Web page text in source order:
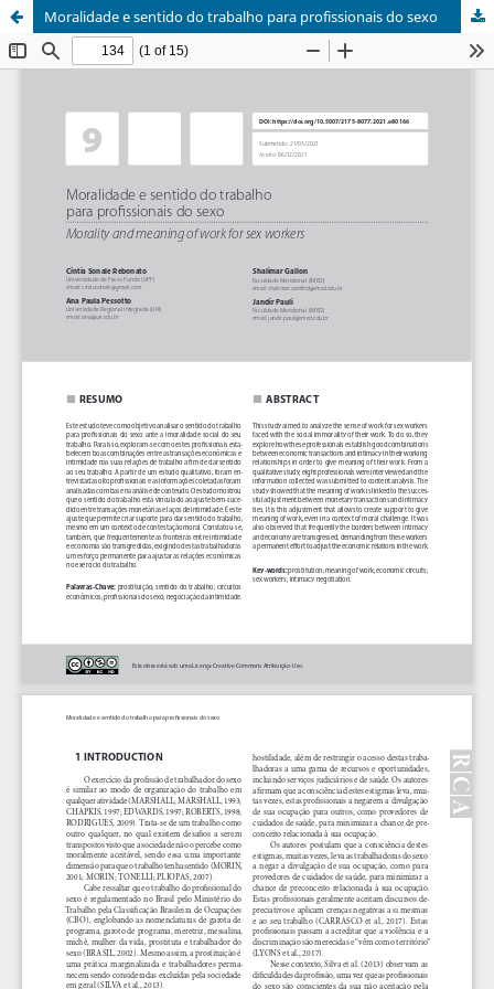
Moralidade e sentido do trabalho para profissionais do sexo